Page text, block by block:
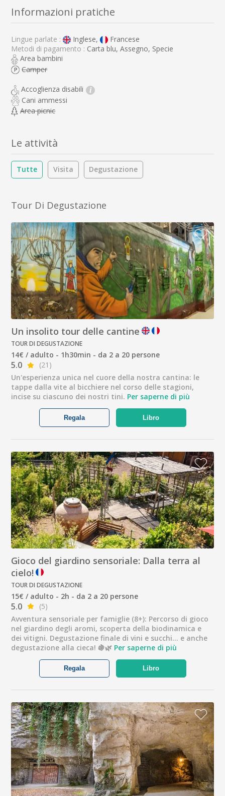
Informazioni pratiche
Lingue parlate : Inglese,
Francese
Metodi di pagamento : Carta blu, Assegno, Specie
Area bambini
Camper
Accoglienza disabili i
Cani ammessi
Area picnic
Le attività
Tutte Visita Degustazione
Tour Di Degustazione
Un insolito tour delle cantine
TOUR DI DEGUSTAZIONE
14€ / adulto - 1h30min - da 2 a 20 persone
5.0
(21)
Un'esperienza unica nel cuore della nostra cantina: le
tappe dalla vite al bicchiere nel corso delle stagioni,
incise su ciascuno dei nostri tini. Per saperne di più
Libro
Regala
Gioco del giardino sensoriale: Dalla terra al
cielo!
TOUR DI DEGUSTAZIONE
15€ / adulto - 2h - da 2 a 20 persone
5.0
(5)
Avventura sensoriale per famiglie (8+): Percorso di gioco
nel giardino degli aromi, scoperta della biodinamica e
dei vitigni. Degustazione finale di vini e succhi... e anche
degustazione alla cieca! 🍇🌿 Per saperne di più
Libro
Regala